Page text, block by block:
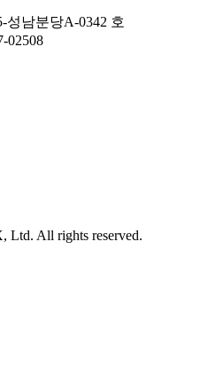
성남분당A-0342 호
02508
Ltd. All rights reserved.